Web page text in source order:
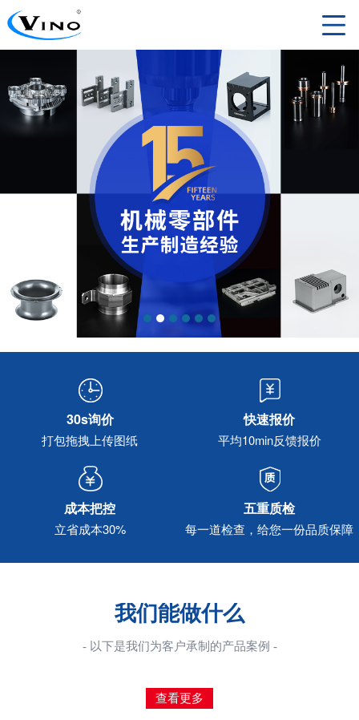
30s询价
打包拖拽上传图纸
快速报价
平均10min反馈报价
成本把控
立省成本30%
五重质检
每一道检查，给您一份品质保障
我们能做什么
- 以下是我们为客户承制的产品案例 -
查看更多